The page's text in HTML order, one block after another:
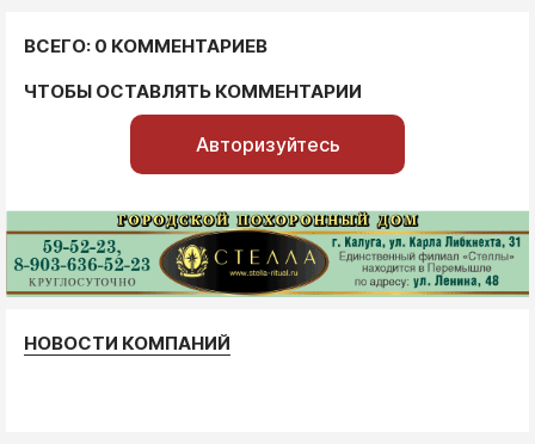
ВСЕГО: 0 КОММЕНТАРИЕВ
ЧТОБЫ ОСТАВЛЯТЬ КОММЕНТАРИИ
Авторизуйтесь
НОВОСТИ КОМПАНИЙ